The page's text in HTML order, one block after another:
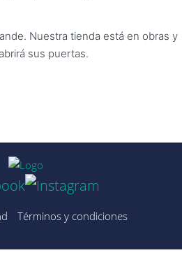
Nuestra tienda está en obras y
sus puertas.
Términos y condiciones